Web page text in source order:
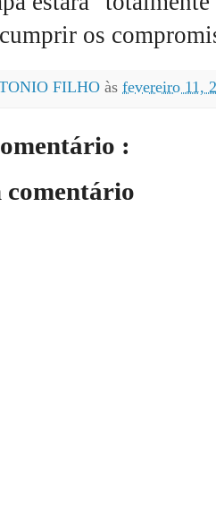
os
FILHO às fevereiro 11,
:
comentário